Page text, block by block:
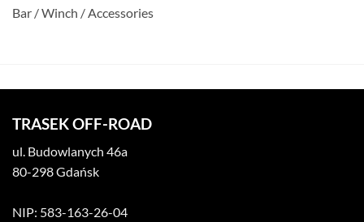
Bar / Winch / Accessories
TRASEK OFF-ROAD
ul. Budowlanych 46a
80-298 Gdańsk
NIP: 583-163-26-04